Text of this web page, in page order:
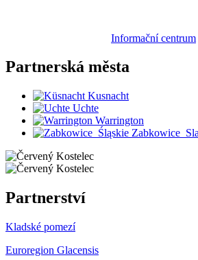
Informační centrum
Partnerská města
Kusnacht
Uchte
Warrington
Partnerství
Kladské pomezí
Euroregion Glacensis